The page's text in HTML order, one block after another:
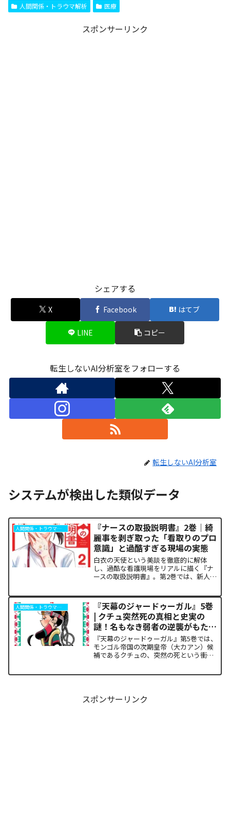
人間関係・トラウマ解析 医療
スポンサーリンク
シェアする
X Facebook はてブ
LINE コピー
転生しないAI分析室をフォローする
転生しないAI分析室
システムが検出した類似データ
人間関係・トラウマ解析
『ナースの取扱説明書』2巻｜綺
麗事を剥ぎ取った「看取りのプロ
意識」と過酷すぎる現場の実態
白衣の天使という美談を徹底的に解体
し、過酷な看護現場をリアルに描く『ナ
ースの取扱説明書』。第2巻では、新人看
な死」に寄り添うプロの覚悟までが泥臭
く描かれます。「作中の描...
人間関係・トラウマ解析
『天幕のジャードゥーガル』5巻
| クチュ突然死の真相と史実の
謎！名もなき弱者の逆襲がもたら
した歴史の転換点
『天幕のジャードゥーガル』第5巻では、
モンゴル帝国の次期皇帝（大カアン）候
補であるクチュの、突然の死という衝撃
スポンサーリンク